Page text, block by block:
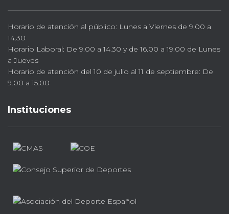
Horario de atención al público: Lunes a Viernes de 9.00 a
14.30
Horario Laboral: De 9.00 a 14.30 y de 16.00 a 19.00 de Lunes
a Jueves
Horario de atención del 10 de julio al 11 de septiembre: De
9.00 a 15.00
Instituciones